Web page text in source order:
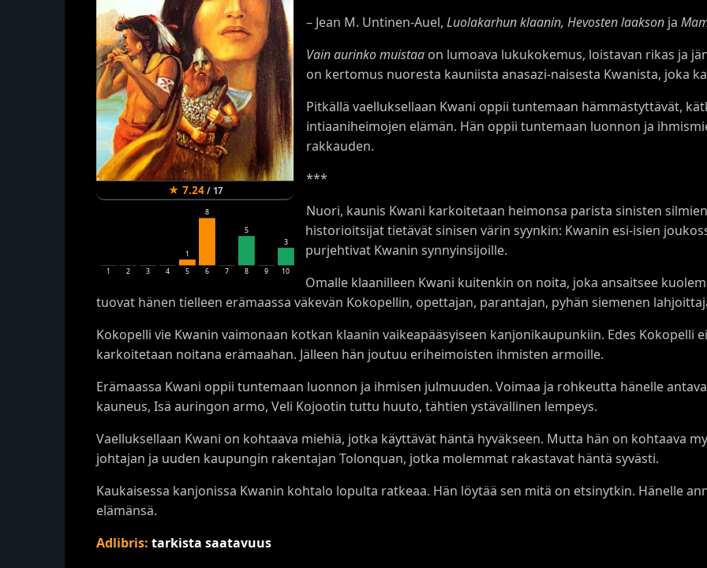
★ 7.24/ 17
1 2 3 4
1
5
8
6 7
5
8 9
3
10
– Jean M. Untinen-Auel, Luolakarhun klaanin, Hevosten laakson ja
Vain aurinko muistaa on lumoava lukukokemus, loistavan rikas ja
on kertomus nuoresta kauniista anasazi-naisesta Kwanista, joka
Pitkällä vaelluksellaan Kwani oppii tuntemaan hämmästyttävät,
intiaaniheimojen elämän. Hän oppii tuntemaan luonnon ja
rakkauden.
***
Nuori, kaunis Kwani karkoitetaan heimonsa parista sinisten
historioitsijat tietävät sinisen värin syynkin: Kwanin esi-isien
purjehtivat Kwanin synnyinsijoille.
Omalle klaanilleen Kwani kuitenkin on noita, joka ansaitsee
tuovat hänen tielleen erämaassa väkevän Kokopellin, opettajan, parantajan, pyhän siemenen
Kokopelli vie Kwanin vaimonaan kotkan klaanin vaikeapääsyiseen kanjonikaupunkiin. Edes Kokopelli
karkoitetaan noitana erämaahan. Jälleen hän joutuu eriheimoisten ihmisten armoille.
Erämaassa Kwani oppii tuntemaan luonnon ja ihmisen julmuuden. Voimaa ja rohkeutta hänelle
kauneus, Isä auringon armo, Veli Kojootin tuttu huuto, tähtien ystävällinen lempeys.
Vaelluksellaan Kwani on kohtaava miehiä, jotka käyttävät häntä hyväkseen. Mutta hän on kohtaava
johtajan ja uuden kaupungin rakentajan Tolonquan, jotka molemmat rakastavat häntä syvästi.
Kaukaisessa kanjonissa Kwanin kohtalo lopulta ratkeaa. Hän löytää sen mitä on etsinytkin. Hänelle
elämänsä.
Adlibris: tarkista saatavuus